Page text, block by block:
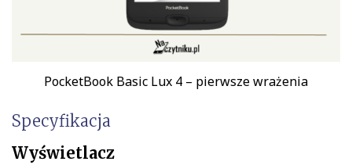
PocketBook Basic Lux 4 – pierwsze wrażenia
Specyfikacja
Wyświetlacz